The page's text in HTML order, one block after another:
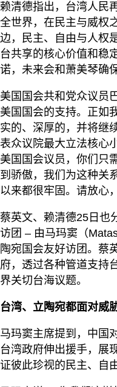
赖清德指出，台湾人民
全世界，在民主与威权
边，民主、自由与人权
台共享的核心价值和稳
诺，未来会和萧美琴确
美国国会共和党众议员
美国国会的支持。正如
实的、深厚的，并将继
表众议院最大立法核心
美国国会议员，你们只
到骄傲，我们为这种关
以来都很牢固。请放心
蔡英文、赖清德25日也
访团 – 由马玛窦（
陶宛国会友好访团。蔡
府，透过各种管道支持
界关切台海议题。
台湾、立陶宛都面对威
马玛窦主席提到，中国
台湾政府伸出援手，展
证彼此珍视的民主、自